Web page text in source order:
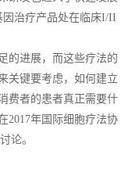
因治疗产品处在临床I/II
的进展，而这些疗法的
关键要考虑，如何建立
费者的患者真正需要什
2017年国际细胞疗法协
论。